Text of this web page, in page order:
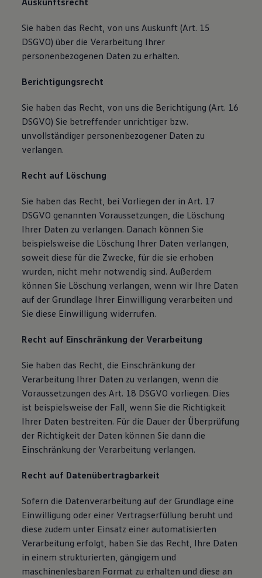
Sie haben das Recht, von uns Auskunft (Art. 15
DSGVO) über die Verarbeitung Ihrer
personenbezogenen Daten zu erhalten.
Berichtigungsrecht
Sie haben das Recht, von uns die Berichtigung (Art. 16
DSGVO) Sie betreffender unrichtiger bzw.
unvollständiger personenbezogener Daten zu
verlangen.
Recht auf Löschung
Sie haben das Recht, bei Vorliegen der in Art. 17
DSGVO genannten Voraussetzungen, die Löschung
Ihrer Daten zu verlangen. Danach können Sie
beispielsweise die Löschung Ihrer Daten verlangen,
soweit diese für die Zwecke, für die sie erhoben
wurden, nicht mehr notwendig sind. Außerdem
können Sie Löschung verlangen, wenn wir Ihre Daten
auf der Grundlage Ihrer Einwilligung verarbeiten und
Sie diese Einwilligung widerrufen.
Recht auf Einschränkung der Verarbeitung
Sie haben das Recht, die Einschränkung der
Verarbeitung Ihrer Daten zu verlangen, wenn die
Voraussetzungen des Art. 18 DSGVO vorliegen. Dies
ist beispielsweise der Fall, wenn Sie die Richtigkeit
Ihrer Daten bestreiten. Für die Dauer der Überprüfung
der Richtigkeit der Daten können Sie dann die
Einschränkung der Verarbeitung verlangen.
Recht auf Datenübertragbarkeit
Sofern die Datenverarbeitung auf der Grundlage eine
Einwilligung oder einer Vertragserfüllung beruht und
diese zudem unter Einsatz einer automatisierten
Verarbeitung erfolgt, haben Sie das Recht, Ihre Daten
in einem strukturierten, gängigem und
maschinenlesbaren Format zu erhalten und diese an